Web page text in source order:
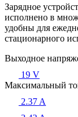
Зарядное
исполнено в
удобны для
стационарного
Выходное
19 V
Максимальный
2.37 A